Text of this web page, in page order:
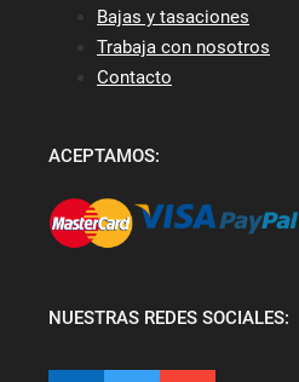
Bajas y tasaciones
Trabaja con nosotros
Contacto
ACEPTAMOS:
NUESTRAS REDES SOCIALES: